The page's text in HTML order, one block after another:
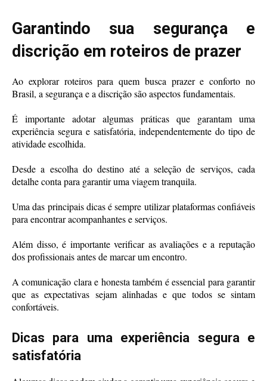
Garantindo sua segurança e
discrição em roteiros de prazer
Ao explorar roteiros para quem busca prazer e conforto no
Brasil, a segurança e a discrição são aspectos fundamentais.
É importante adotar algumas práticas que garantam uma
experiência segura e satisfatória, independentemente do tipo de
atividade escolhida.
Desde a escolha do destino até a seleção de serviços, cada
detalhe conta para garantir uma viagem tranquila.
Uma das principais dicas é sempre utilizar plataformas confiáveis
para encontrar acompanhantes e serviços.
Além disso, é importante verificar as avaliações e a reputação
dos profissionais antes de marcar um encontro.
A comunicação clara e honesta também é essencial para garantir
que as expectativas sejam alinhadas e que todos se sintam
confortáveis.
Dicas para uma experiência segura e
satisfatória